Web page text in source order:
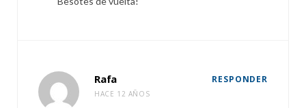
Rafa
HACE 12 AÑOS
RESPONDER